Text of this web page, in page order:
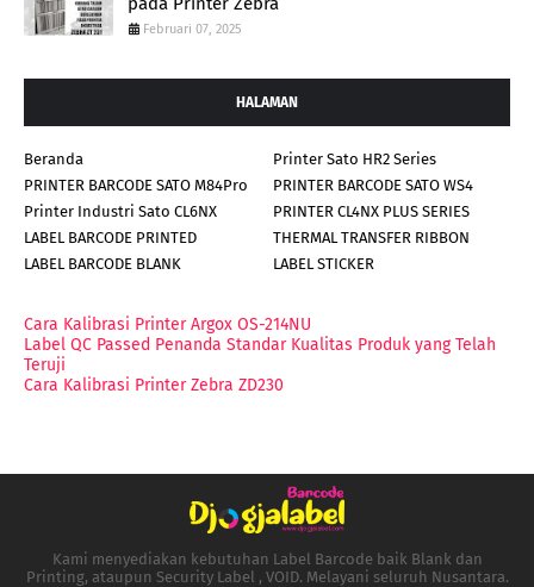
Februari 07, 2025
HALAMAN
Beranda
Printer Sato HR2 Series
PRINTER BARCODE SATO M84Pro
PRINTER BARCODE SATO WS4
Printer Industri Sato CL6NX
PRINTER CL4NX PLUS SERIES
LABEL BARCODE PRINTED
THERMAL TRANSFER RIBBON
LABEL BARCODE BLANK
LABEL STICKER
Cara Kalibrasi Printer Argox OS-214NU
Label QC Passed Penanda Standar Kualitas Produk yang Telah
Teruji
Cara Kalibrasi Printer Zebra ZD230
Kami menyediakan kebutuhan Label Barcode baik Blank dan
Printing, ataupun Security Label , VOID. Melayani seluruh Nusantara.